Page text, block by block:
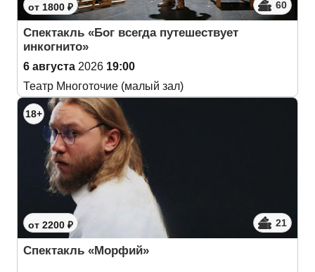
от 1800 ₽ 60
Спектакль «Бог всегда путешествует
инкогнито»
6 августа 2026 19:00
Театр Многоточие (малый зал)
18+
от 2200 ₽ 21
Спектакль «Морфий»